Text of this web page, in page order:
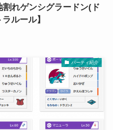
割れゲンシグラードン(ド
ルール】
パーティ紹介